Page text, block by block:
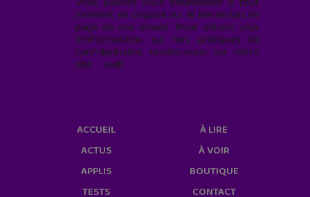
moment en cliquant sur le lien en bas de
page de nos emails. Pour obtenir plus
d'informations sur nos pratiques de
confidentialité, rendez-vous sur notre
site web
ACCUEIL
ACTUS
APPLIS
TESTS
À LIRE
À VOIR
BOUTIQUE
CONTACT